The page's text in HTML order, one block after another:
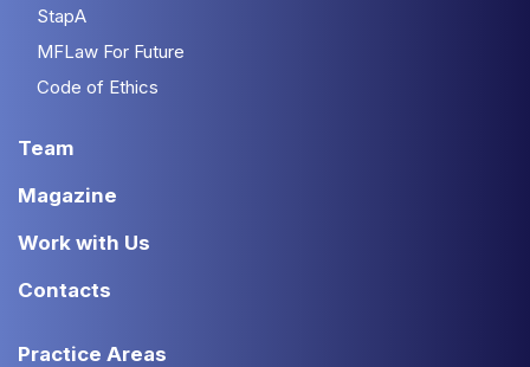
StapA
MFLaw For Future
Code of Ethics
Team
Magazine
Work with Us
Contacts
Practice Areas